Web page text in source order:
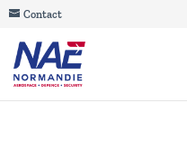
Contact